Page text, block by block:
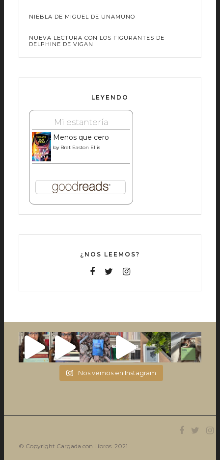
NIEBLA DE MIGUEL DE UNAMUNO
NUEVA LECTURA CON LOS FIGURANTES DE
DELPHINE DE VIGAN
LEYENDO
Mi estantería
Menos que cero
by Bret Easton Ellis
¿NOS LEEMOS?
Nos vemos en Instagram
© Copyright Cargada con Libros. 2021